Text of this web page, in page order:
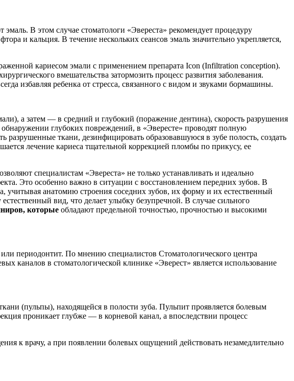
В этом случае стоматологи «Эвереста» рекомендует процедуру
и кальция. В течение нескольких сеансов эмаль значительно укрепляется,
кариесом эмали с применением препарата Icon (Infiltration conception).
вмешательства затормозить процесс развития заболевания.
избавляя ребенка от стресса, связанного с видом и звуками бормашины.
а затем — в средний и глубокий (поражение дентина), скорость разрушения
глубоких повреждений, в «Эвересте» проводят полную
ткани, дезинфицировать образовавшуюся в зубе полость, создать
лечение кариеса тщательной коррекцией пломбы по прикусу, ее
специалистам «Эвереста» не только устанавливать и идеально
Это особенно важно в ситуации с восстановлением передних зубов. В
учитывая анатомию строения соседних зубов, их форму и их естественный
вид, что делает улыбку безупречной. В случае сильного
которые обладают предельной точностью, прочностью и высокими
периодонтит. По мнению специалистов Стоматологического центра
каналов в стоматологической клинике «Эверест» является использование
(пульпы), находящейся в полости зуба. Пульпит проявляется болевым
проникает глубже — в корневой канал, а впоследствии процесс
к врачу, а при появлении болевых ощущений действовать незамедлительно